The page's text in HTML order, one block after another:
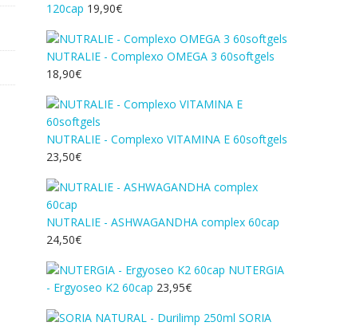
120cap 19,90€
NUTRALIE - Complexo OMEGA 3 60softgels
18,90€
NUTRALIE - Complexo VITAMINA E 60softgels
23,50€
NUTRALIE - ASHWAGANDHA complex 60cap
24,50€
NUTERGIA
- Ergyoseo K2 60cap 23,95€
SORIA